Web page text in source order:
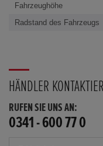
Fahrzeughöhe
Radstand des Fahrzeugs
HÄNDLER
RUFEN SIE UNS AN:
0341 - 600 77 0